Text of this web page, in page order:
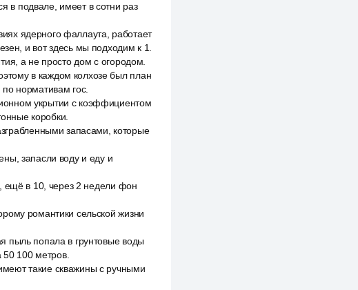
в подвале, имеет в сотни раз
ядерного фаллаута, работает
и вот здесь мы подходим к 1.
а не просто дом с огородом.
в каждом колхозе был план
нормативам гос.
укрытии с коэффициентом
коробки.
запасами, которые
запасли воду и еду и
ещё в 10, через 2 недели фон
романтики сельской жизни
пыль попала в грунтовые воды
100 метров.
такие скважины с ручными